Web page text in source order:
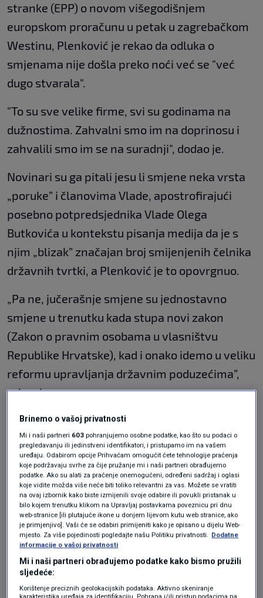
stranke (EPP) o novom višegodišnjem
europskom proračunu u petak u zagrebačkom
Westinu, Plenković je rekao da odluka o
smjenama nije došla preko noći već se "već
dugo stvarala".
"To su sve velike firme, svi su godinama na
dužnostima. Zahvalni smo im na doprinosu i
zahvalili smo im se na suradnji", dodao je.
Novinari su ga pitali jesu li smjene neka vrsta
„poruke” i članovima Vlade, apostrofirajući
posebno potpredsjednika Vlade Olega
Butkovića u kontekstu pisanja medija da je s
njim „blizak” značajan broj smijenjenih čelnika
državnih tvrtki, a Plenković je to opovrgnuo.
„Pa ne, jučerašnje smjene su jednostavno
smjene u trenutku kada stupa novi zakon
(Zakon o pravnim osobama u vlasništvu
Republike Hrvatske), kad i onako idemo u veliku
reformu upravljanja državnim poduzećima”,
rekao je.
Zadnje mjesece pristupnih pregovora za
članstvo u OECD povezali smo s puno
ozbiljnijim, rekao bih kvalitetnim i agilnim
bavljenjem upravljanjem javnim poduzećima,
dodao je te istaknuo kako je to najavljivao već
duže vrijeme „kao jednu od onih reformi koja
treba obilježiti treći mandat”.
„I ovo su koraci u tom smjeru”, dodao je.
Neki od „smijenjenih” na dužnosti su duže od
Brinemo o vašoj privatnosti
Mi i naši partneri 603 pohranjujemo osobne podatke, kao što su podaci o
pregledavanju ili jedinstveni identifikatori, i pristupamo im na vašem
uređaju. Odabirom opcije Prihvaćam omogućit ćete tehnologije praćenja
koje podržavaju svrhe za čije pružanje mi i naši partneri obrađujemo
podatke. Ako su alati za praćenje onemogućeni, određeni sadržaj i oglasi
koje vidite možda više neće biti toliko relevantni za vas. Možete se vratiti
na ovaj izbornik kako biste izmijenili svoje odabire ili povukli pristanak u
bilo kojem trenutku klikom na Upravljaj postavkama poveznicu pri dnu
web-stranice [ili plutajuće ikone u donjem lijevom kutu web stranice, ako
je primjenjivo]. Vaši će se odabiri primijeniti kako je opisano u dijelu Web-
mjesto. Za više pojedinosti pogledajte našu Politiku privatnosti. Dodatne
informacije o vašoj privatnosti
Mi i naši partneri obrađujemo podatke kako bismo pružili
sljedeće:
Korištenje preciznih geolokacijskih podataka. Aktivno skeniranje
karakteristika uređaja za identifikaciju. Pohrana i/ili pristup podacima na